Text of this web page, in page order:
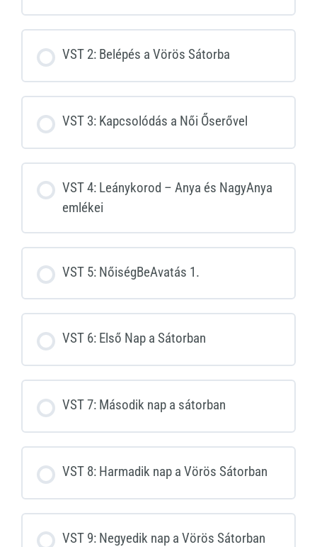
VST 2: Belépés a Vörös Sátorba
VST 3: Kapcsolódás a Női Őserővel
VST 4: Leánykorod – Anya és NagyAnya
emlékei
VST 5: NőiségBeAvatás 1.
VST 6: Első Nap a Sátorban
VST 7: Második nap a sátorban
VST 8: Harmadik nap a Vörös Sátorban
VST 9: Negyedik nap a Vörös Sátorban